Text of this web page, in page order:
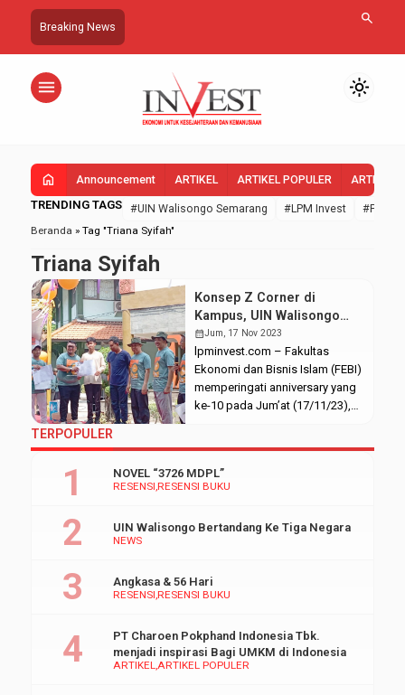
Breaking News search
menu light_mode
home Announcement ARTIKEL ARTIKEL POPULER ARTIKEL
TRENDING TAGS #UIN Walisongo Semarang #LPM Invest
#FEBI
Beranda » Tag "Triana Syifah"
Triana Syifah
Konsep Z Corner di
Kampus, UIN Walisongo
Jadi yang Pertama
calendar_monthJum, 17 Nov 2023
lpminvest.com – Fakultas
Ekonomi dan Bisnis Islam (FEBI)
memperingati anniversary yang
ke-10 pada Jum’at (17/11/23),
tepatnya di depan Gedung
ini mengusung nama FEBI
akademik , mahasiswa, dan […]
TERPOPULER
RESENSI RESENSI BUKU
NOVEL “3726 MDPL”
NEWS
UIN Walisongo Bertandang Ke Tiga Negara
RESENSI RESENSI BUKU
Angkasa & 56 Hari
ARTIKELARTIKEL POPULER
PT Charoen Pokphand Indonesia Tbk.
menjadi inspirasi Bagi UMKM di Indonesia